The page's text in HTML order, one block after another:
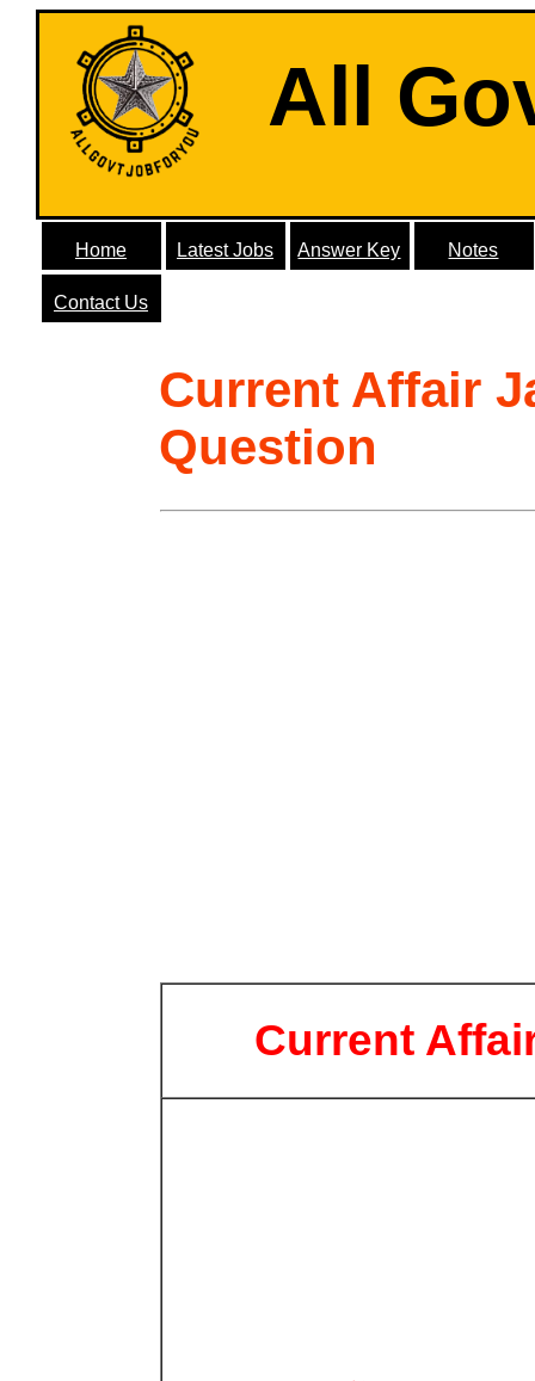
All
Home Latest Jobs Answer Key Notes
Contact Us
Current Affair
Question
Current